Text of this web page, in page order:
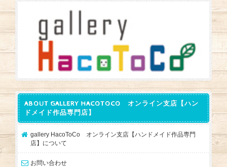
ABOUT GALLERY HACOTOCO オンライン支店【ハン
ドメイド作品専門店】
gallery HacoToCo オンライン支店【ハンドメイド作品専門
店】について
お問い合わせ